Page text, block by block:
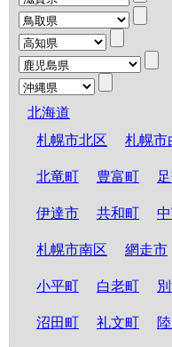
北海道
札幌市北区
札幌市
北竜町 豊富町
伊達市 共和町
札幌市南区 網走市
小平町 白老町
沼田町 礼文町